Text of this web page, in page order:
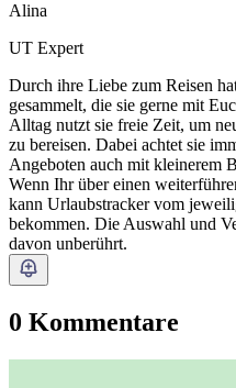
Alina
UT Expert
Durch ihre Liebe zum Reisen
gesammelt, die sie gerne mit
Alltag nutzt sie freie Zeit, um
zu bereisen. Dabei achtet sie
Angeboten auch mit kleinerem
Wenn Ihr über einen
kann Urlaubstracker vom
bekommen. Die Auswahl und
davon unberührt.
0 Kommentare